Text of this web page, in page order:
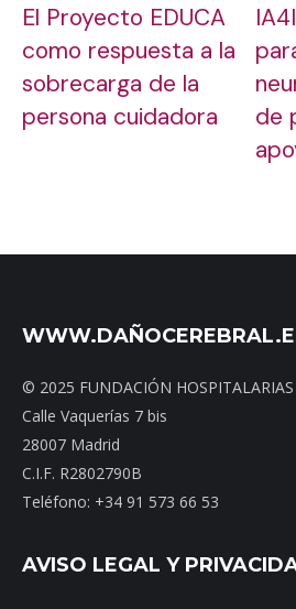
El Proyecto EDUCA
como respuesta a la
sobrecarga de la
persona cuidadora
de
© 2025 FUNDACIÓN HOSPITALARIAS
Calle Vaquerías 7 bis
28007 Madrid
C.I.F. R2802790B
Teléfono: +34 91 573 66 53
AVISO LEGAL Y